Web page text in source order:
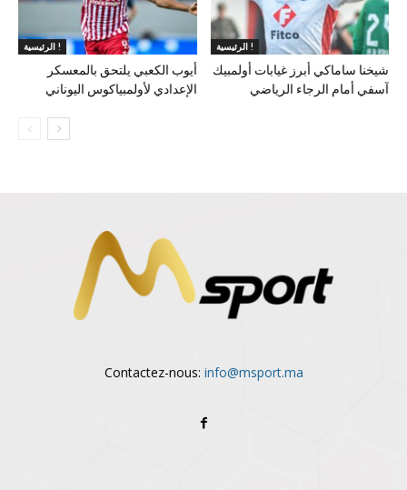
الرئيسية !
أيوب الكعبي يلتحق بالمعسكر
الإعدادي لأولمبياكوس اليوناني
الرئيسية !
شيخنا ساماكي أبرز غيابات أولمبيك
آسفي أمام الرجاء الرياضي
Contactez-nous: info@msport.ma